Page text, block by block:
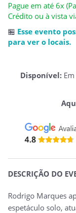
Pague em até 6x
Crédito ou à vista
🏪 Esse evento
para ver o locais.
Disponível:
DESCRIÇÃO DO
Rodrigo Marques
espetáculo solo,